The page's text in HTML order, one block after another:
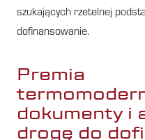
szukających rzetelnej
dofinansowanie.
Premia
dokumenty i
drogę do